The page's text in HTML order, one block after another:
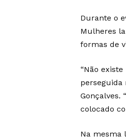
Durante o
Mulheres
formas de
“Não
perseguida
Gonçalves.
colocado
Na mesma